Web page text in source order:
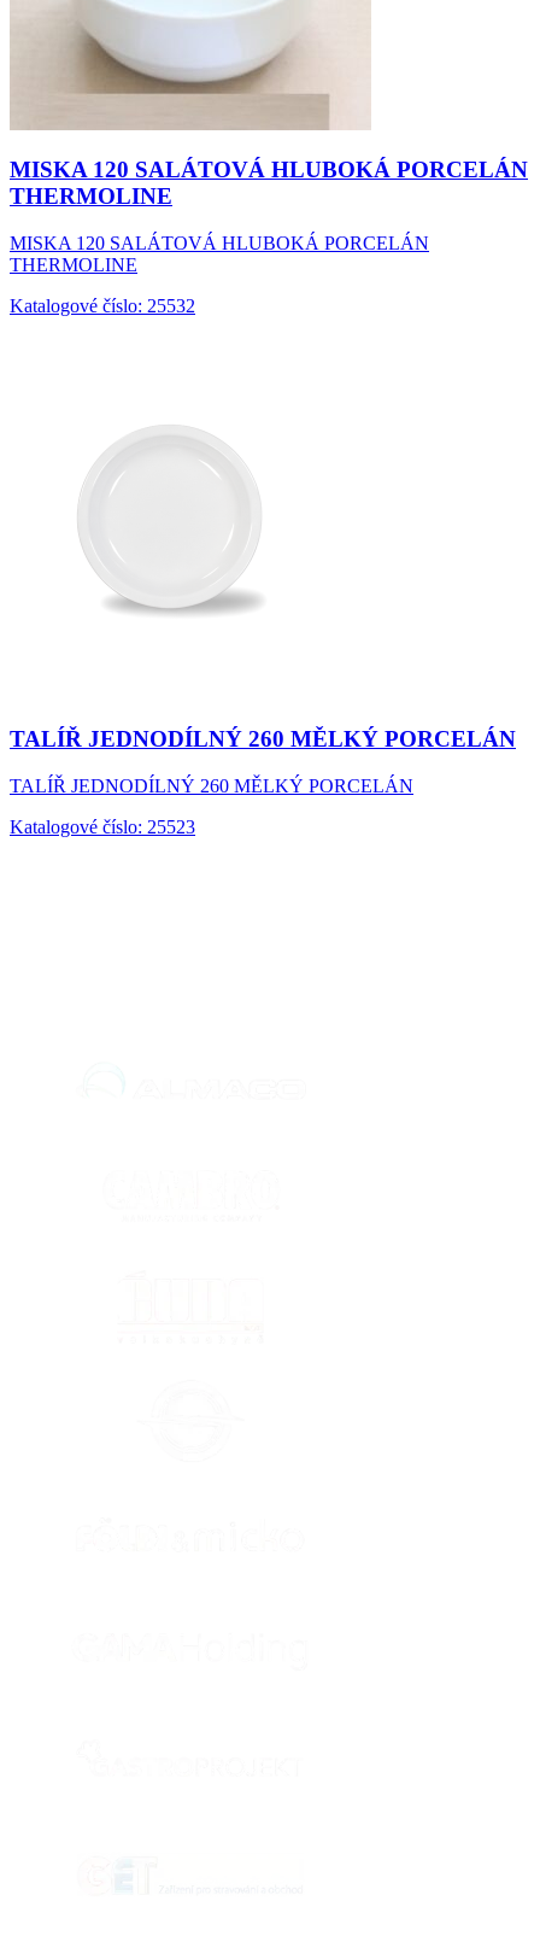
MISKA 120 SALÁTOVÁ HLUBOKÁ PORCELÁN
THERMOLINE
MISKA 120 SALÁTOVÁ HLUBOKÁ PORCELÁN
THERMOLINE
Katalogové číslo: 25532
TALÍŘ JEDNODÍLNÝ 260 MĚLKÝ PORCELÁN
TALÍŘ JEDNODÍLNÝ 260 MĚLKÝ PORCELÁN
Katalogové číslo: 25523